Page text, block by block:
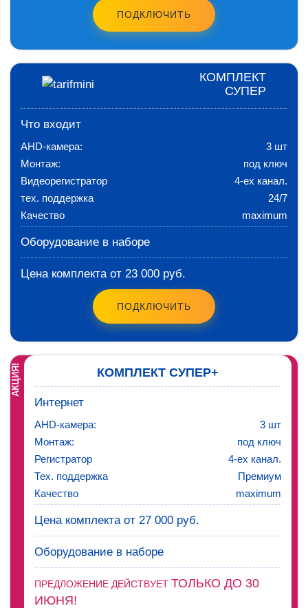
ПОДКЛЮЧИТЬ
КОМПЛЕКТ
СУПЕР
Что входит
AHD-камера:
3 шт
Монтаж:
под ключ
Видеорегистратор
4-ех канал.
тех. поддержка
24/7
Качество
maximum
Оборудование в наборе
Цена комплекта от 23 000 руб.
ПОДКЛЮЧИТЬ
АКЦИЯ! КОМПЛЕКТ СУПЕР+
Интернет
AHD-камера:
3 шт
Монтаж:
под ключ
Регистратор
4-ех канал.
Тех. поддержка
Премиум
Качество
maximum
Цена комплекта от 27 000 руб.
Оборудование в наборе
ПРЕДЛОЖЕНИЕ ДЕЙСТВУЕТ ТОЛЬКО ДО 30
ИЮНЯ!